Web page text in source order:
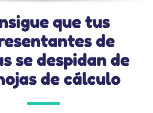
que tus
de
se despidan de
de cálculo